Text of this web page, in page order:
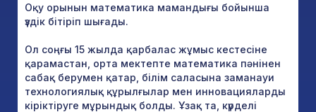
Оқу орынын математика мамандығы бойынша
үздік бітіріп шығады.
Ол соңғы 15 жылда қарбалас жұмыс кестесіне
қарамастан, орта мектепте математика пәнінен
сабақ берумен қатар, білім саласына заманауи
технологиялық құрылғылар мен инновацияларды
кіріктіруге мұрындық болды. Ұзақ та, күрделі